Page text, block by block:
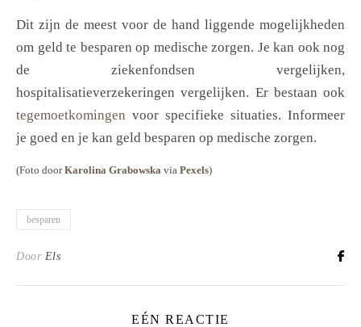
Dit zijn de meest voor de hand liggende mogelijkheden
om geld te besparen op medische zorgen. Je kan ook nog
de ziekenfondsen vergelijken,
hospitalisatieverzekeringen vergelijken. Er bestaan ook
tegemoetkomingen voor specifieke situaties. Informeer
je goed en je kan geld besparen op medische zorgen.
(Foto doorKarolina Grabowska via Pexels)
besparen
Door Els
EÉN REACTIE